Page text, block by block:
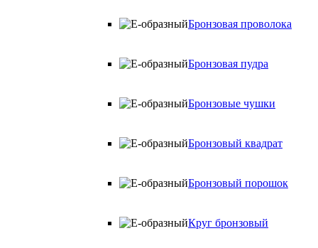
Бронзовая проволока
Бронзовая пудра
Бронзовые чушки
Бронзовый квадрат
Бронзовый порошок
Круг бронзовый